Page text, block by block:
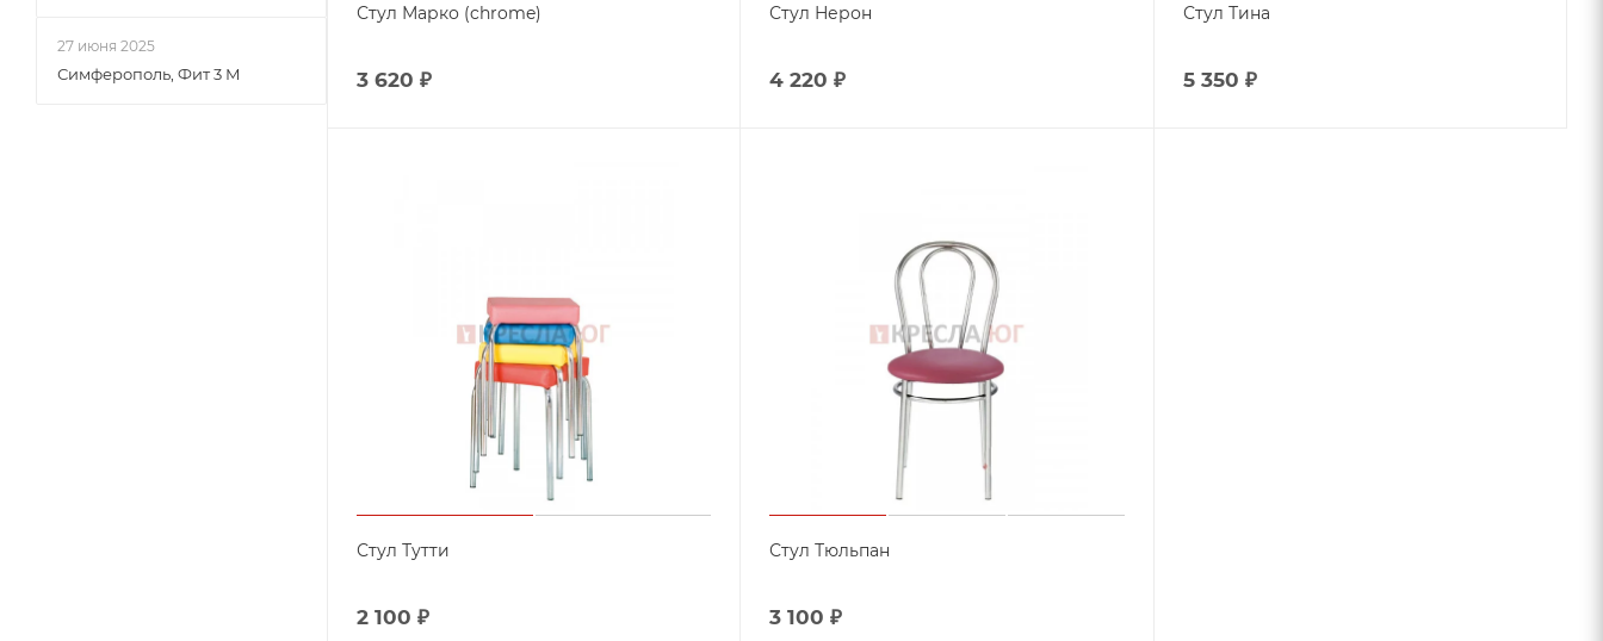
Стул Марко (chrome)
3 620 ₽
Стул Нерон
4 220 ₽
Стул Тина
5 350 ₽
Стул Тутти
2 100 ₽
Стул Тюльпан
3 100 ₽
27 июня 2025
Симферополь, Фит 3 М